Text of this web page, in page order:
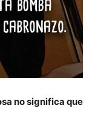
no significa que